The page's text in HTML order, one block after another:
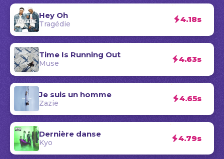
Hey Oh
Tragédie 4.18s
Time Is Running Out
Muse 4.63s
Je suis un homme
Zazie 4.65s
Dernière danse
Kyo 4.79s